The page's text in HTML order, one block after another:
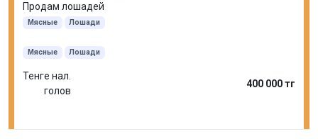
Продам лошадей
Мясные Лошади
Мясные Лошади
Тенге нал.
голов
400 000 тг